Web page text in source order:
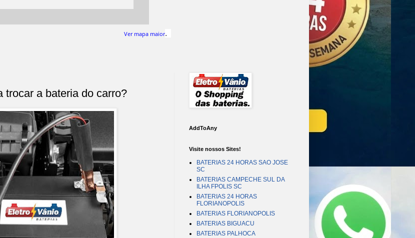
Ver mapa maior.
trocar a bateria do carro?
AddToAny
Visite nossos Sites!
BATERIAS 24 HORAS SAO JOSE
SC
BATERIAS CAMPECHE SUL DA
ILHA FPOLIS SC
BATERIAS 24 HORAS
FLORIANOPOLIS
BATERIAS FLORIANOPOLIS
BATERIAS BIGUACU
BATERIAS PALHOCA